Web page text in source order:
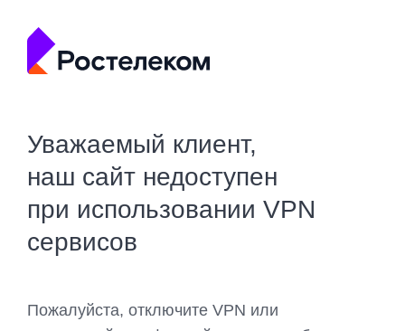
Уважаемый клиент,
наш сайт недоступен
при использовании VPN
сервисов
Пожалуйста, отключите VPN или